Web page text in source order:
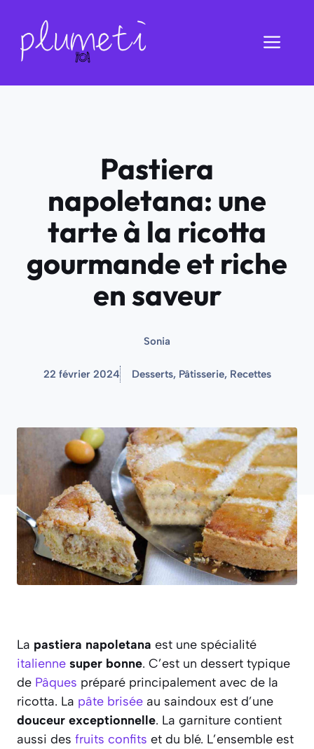
contenu
Pastiera
napoletana: une
tarte à la ricotta
gourmande et riche
en saveur
Sonia
22 février 2024 Desserts, Pâtisserie, Recettes
La pastiera napoletana est une spécialité
italienne super bonne. C’est un dessert typique
de Pâques préparé principalement avec de la
ricotta. La pâte brisée au saindoux est d’une
douceur exceptionnelle. La garniture contient
aussi des fruits confits et du blé. L’ensemble est